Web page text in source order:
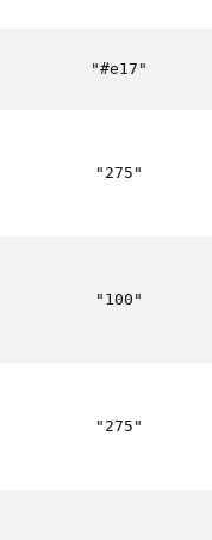
"#e17"
"275"
"100"
"275"